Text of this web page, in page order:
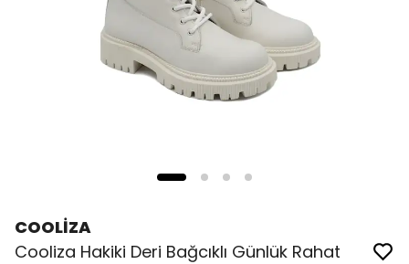
COOLİZA
Cooliza Hakiki Deri Bağcıklı Günlük Rahat